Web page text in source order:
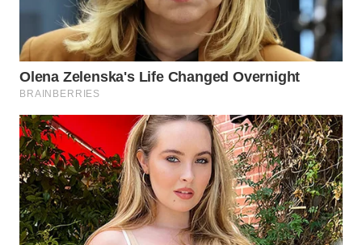
SERDANG
WN
TEBING
TINGGI
WN
PAKPAK
WN
KARAWANG